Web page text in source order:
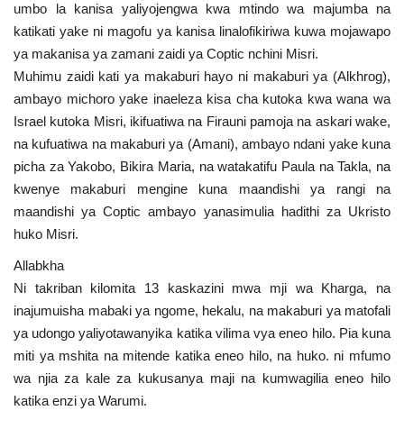
umbo la kanisa yaliyojengwa kwa mtindo wa majumba na
katikati yake ni magofu ya kanisa linalofikiriwa kuwa mojawapo
ya makanisa ya zamani zaidi ya Coptic nchini Misri.
Muhimu zaidi kati ya makaburi hayo ni makaburi ya (Alkhrog),
ambayo michoro yake inaeleza kisa cha kutoka kwa wana wa
Israel kutoka Misri, ikifuatiwa na Firauni pamoja na askari wake,
na kufuatiwa na makaburi ya (Amani), ambayo ndani yake kuna
picha za Yakobo, Bikira Maria, na watakatifu Paula na Takla, na
kwenye makaburi mengine kuna maandishi ya rangi na
maandishi ya Coptic ambayo yanasimulia hadithi za Ukristo
huko Misri.
Allabkha
Ni takriban kilomita 13 kaskazini mwa mji wa Kharga, na
inajumuisha mabaki ya ngome, hekalu, na makaburi ya matofali
ya udongo yaliyotawanyika katika vilima vya eneo hilo. Pia kuna
miti ya mshita na mitende katika eneo hilo, na huko. ni mfumo
wa njia za kale za kukusanya maji na kumwagilia eneo hilo
katika enzi ya Warumi.